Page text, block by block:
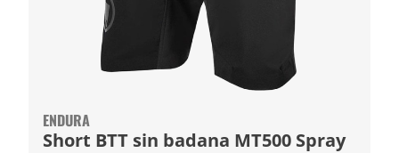
ENDURA
Short BTT sin badana MT500 Spray